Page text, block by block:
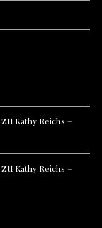
zu Kathy Reichs –
zu Kathy Reichs –